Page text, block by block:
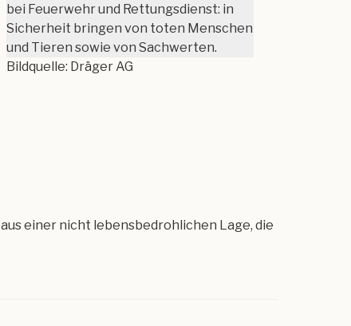
bei Feuerwehr und Rettungsdienst: in
Sicherheit bringen von toten Menschen
und Tieren sowie von Sachwerten.
Bildquelle: Dräger AG
aus einer nicht lebensbedrohlichen Lage, die